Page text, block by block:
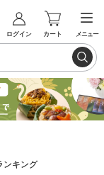
ログイン カート メニュー
ンキング